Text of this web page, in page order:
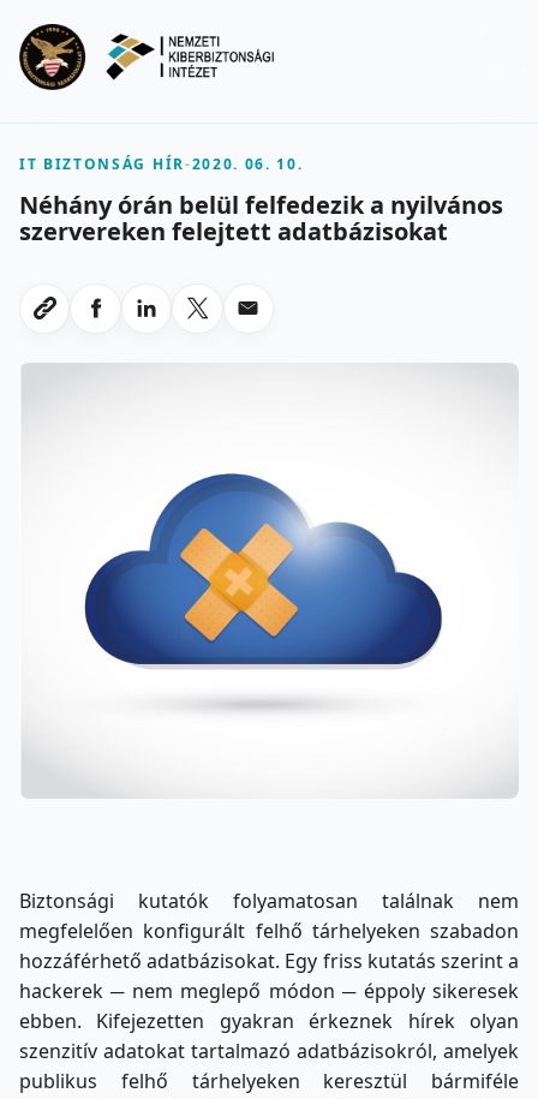
IT BIZTONSÁG HÍR-2020. 06. 10.
Néhány órán belül felfedezik a nyilvános
szervereken felejtett adatbázisokat
Link masolasa
Megosztas Facebookon
Megosztas LinkedInen
Megosztas X-en
Megosztas emailben
Biztonsági kutatók folyamatosan találnak nem
megfelelően konfigurált felhő tárhelyeken szabadon
hozzáférhető adatbázisokat. Egy friss kutatás szerint a
hackerek ─ nem meglepő módon ─ éppoly sikeresek
ebben. Kifejezetten gyakran érkeznek hírek olyan
szenzitív adatokat tartalmazó adatbázisokról, amelyek
publikus felhő tárhelyeken keresztül bármiféle